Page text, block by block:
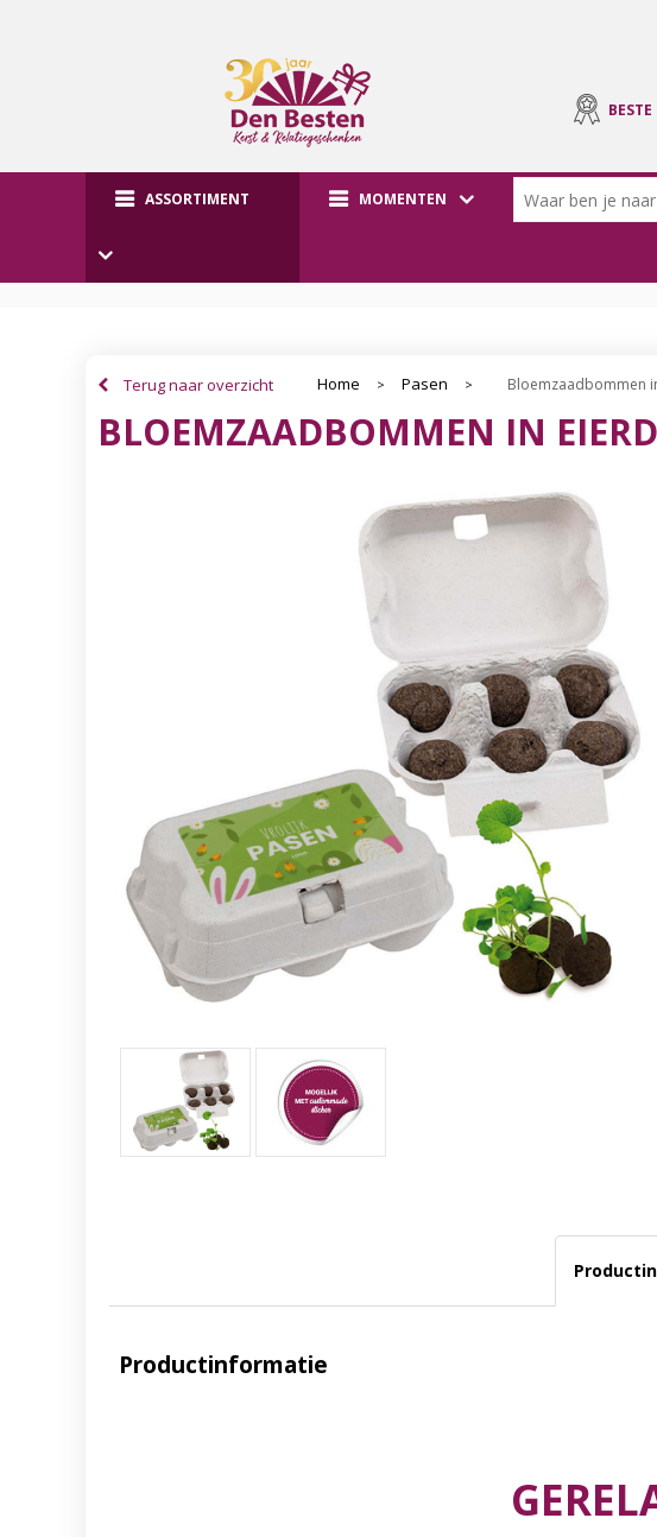
ASSORTIMENT MOMENTEN
Terug naar overzicht Home > Pasen > Bloemzaadbommen
BLOEMZAADBOMMEN IN
Productinformatie